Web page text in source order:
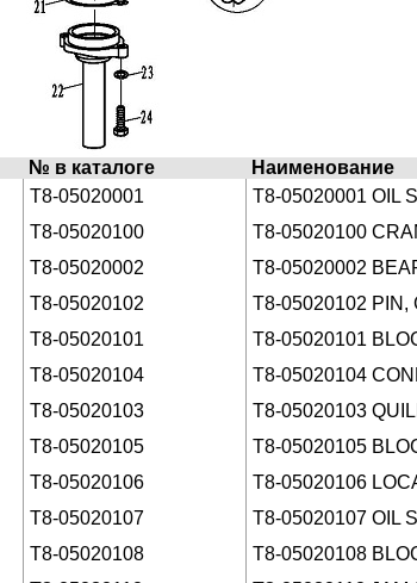
№ в каталоге Наименование
T8-05020001 T8-05020001 OIL
T8-05020100 T8-05020100
T8-05020002 T8-05020002
T8-05020102 T8-05020102 PIN,
T8-05020101 T8-05020101
T8-05020104 T8-05020104
T8-05020103 T8-05020103
T8-05020105 T8-05020105
T8-05020106 T8-05020106
T8-05020107 T8-05020107 OIL
T8-05020108 T8-05020108